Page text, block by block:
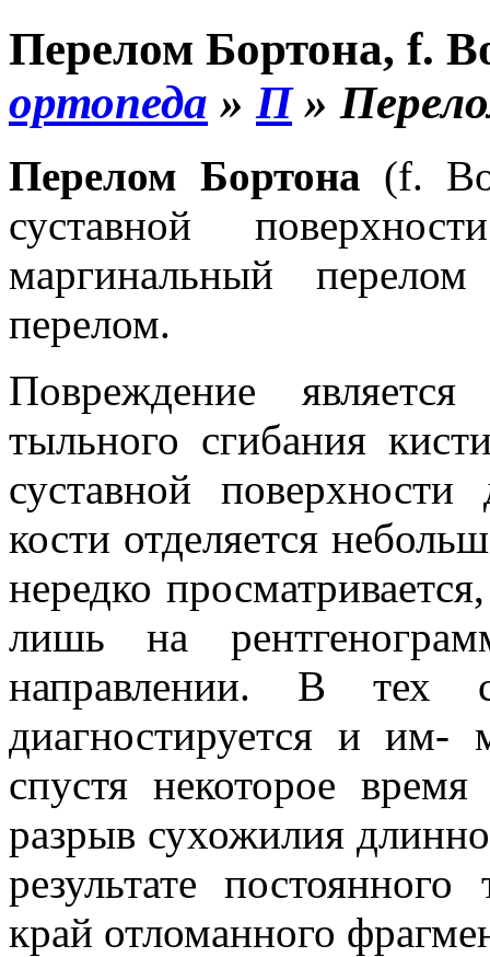
Перелом Бортона, f.
ортопеда » П»
Перелом Бортона (f.
суставной
маргинальный
перелом.
Повреждение является
тыльного сгибания
суставной поверхности
кости отделяется
нередко
лишь на
направлении. В тех
диагностируется и им-
спустя некоторое
разрыв сухожилия
результате
край отломанного